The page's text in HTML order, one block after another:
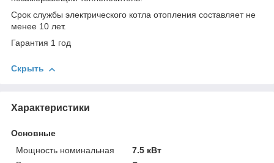
Срок службы электрического котла отопления составляет не
менее 10 лет.
Гарантия 1 год
Скрыть
Характеристики
Основные
Мощность номинальная
7.5 кВт